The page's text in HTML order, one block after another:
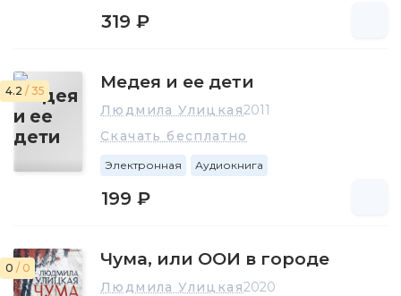
319 ₽
4.2 / 35 Медея и ее дети
Людмила Улицкая2011
Скачать бесплатно
Электронная Аудиокнига
199 ₽
0 / 0 Чума, или ООИ в городе
Людмила Улицкая2020